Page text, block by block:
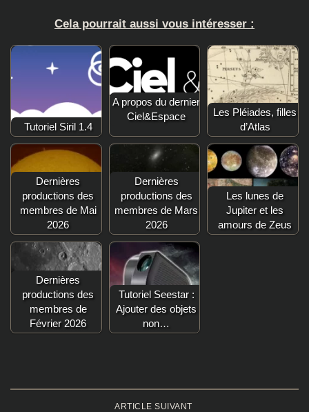
Cela pourrait aussi vous intéresser :
Tutoriel Siril 1.4
A propos du dernier
Ciel&Espace
Les Pléiades, filles
d’Atlas
Dernières
productions des
membres de Mai
2026
Dernières
productions des
membres de Mars
2026
Les lunes de
Jupiter et les
amours de Zeus
Dernières
productions des
membres de
Février 2026
Tutoriel Seestar :
Ajouter des objets
non…
ARTICLE SUIVANT